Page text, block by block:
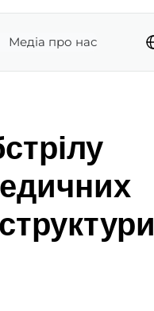
Медіа про нас